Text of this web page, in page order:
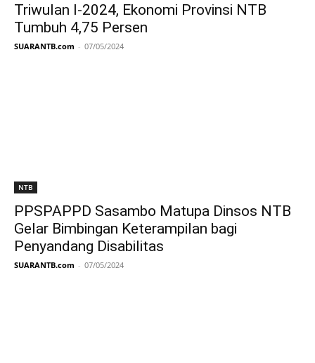
Triwulan I-2024, Ekonomi Provinsi NTB
Tumbuh 4,75 Persen
SUARANTB.com - 07/05/2024
NTB
PPSPAPPD Sasambo Matupa Dinsos NTB
Gelar Bimbingan Keterampilan bagi
Penyandang Disabilitas
SUARANTB.com - 07/05/2024